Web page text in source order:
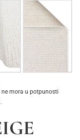
mora u potpunosti